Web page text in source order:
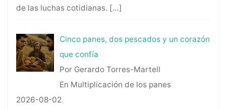
de las luchas cotidianas. […]
Cinco panes, dos pescados y un corazón
que confía
Por Gerardo Torres-Martell
En Multiplicación de los panes
2026-08-02